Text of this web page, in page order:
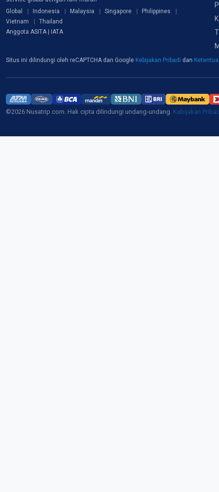
Global
Indonesia Malaysia Singapore
Philippines
Vietnam
Thailand
Anggota ASITA | IATA
Situs ini dilindungi oleh reCAPTCHA dan Google Kebijakan Pribadi dan
©2026 Nusatrip.com. Hak cipta dilindungi undang-undang. Kebijakan